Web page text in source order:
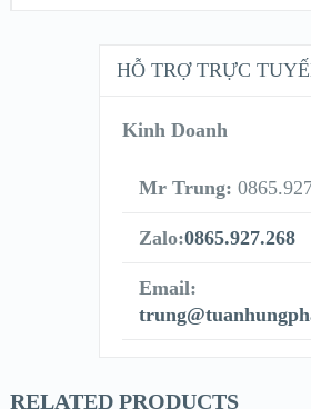
HỖ TRỢ TRỰC
Kinh Doanh
Mr Trung:
Zalo:0865.927.268
Email:
RELATED PRODUCTS